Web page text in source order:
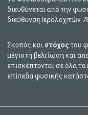
διευθύνεται από την
διεύθυνση Ιερολοχiτών
Σκοπός και στόχοςτου
μέγιστη βελτίωση και
επισκέπτονται σε όλα τα
επίπεδα φυσικής